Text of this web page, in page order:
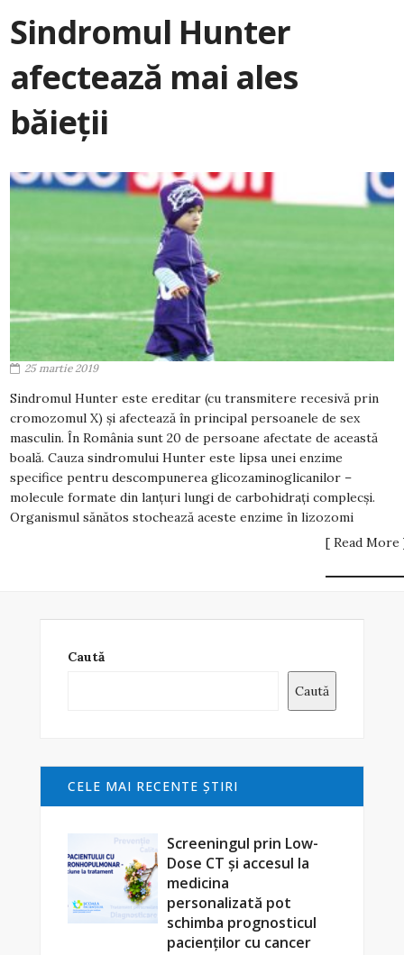
Sindromul Hunter
afectează mai ales
băieții
25 martie 2019
Sindromul Hunter este ereditar (cu transmitere recesivă prin
cromozomul X) și afectează în principal persoanele de sex
masculin. În România sunt 20 de persoane afectate de această
boală. Cauza sindromului Hunter este lipsa unei enzime
specifice pentru descompunerea glicozaminoglicanilor –
molecule formate din lanțuri lungi de carbohidrați complecși.
Organismul sănătos stochează aceste enzime în lizozomi
[ Read More
Caută
Caută
CELE MAI RECENTE ŞTIRI
Screeningul prin Low-
Dose CT și accesul la
medicina
personalizată pot
schimba prognosticul
pacienților cu cancer